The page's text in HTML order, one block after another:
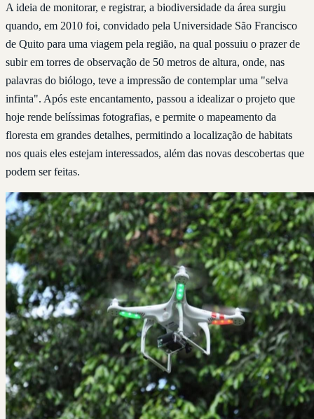
A ideia de monitorar, e registrar, a biodiversidade da área surgiu
quando, em 2010 foi, convidado pela Universidade São Francisco
de Quito para uma viagem pela região, na qual possuiu o prazer de
subir em torres de observação de 50 metros de altura, onde, nas
palavras do biólogo, teve a impressão de contemplar uma "selva
infinta". Após este encantamento, passou a idealizar o projeto que
hoje rende belíssimas fotografias, e permite o mapeamento da
floresta em grandes detalhes, permitindo a localização de habitats
nos quais eles estejam interessados, além das novas descobertas que
podem ser feitas.